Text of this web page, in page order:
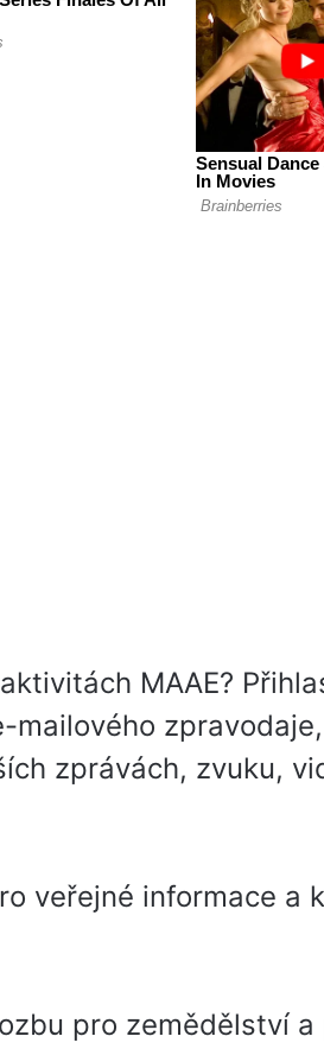
MAAE?
mailového
zprávách, zvuku,
veřejné informace a
pro zemědělství a